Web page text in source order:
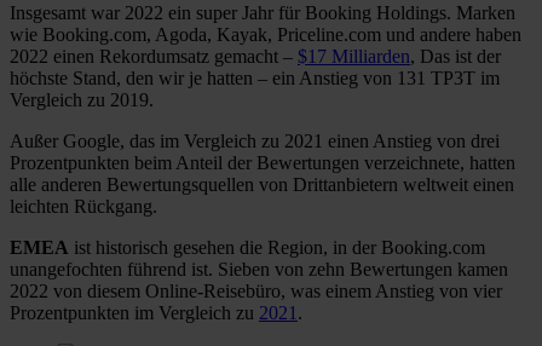
Insgesamt war 2022 ein super Jahr für Booking Holdings. Marken
wie Booking.com, Agoda, Kayak, Priceline.com und andere haben
2022 einen Rekordumsatz gemacht – $17 Milliarden, Das ist der
höchste Stand, den wir je hatten – ein Anstieg von 131 TP3T im
Vergleich zu 2019.
Außer Google, das im Vergleich zu 2021 einen Anstieg von drei
Prozentpunkten beim Anteil der Bewertungen verzeichnete, hatten
alle anderen Bewertungsquellen von Drittanbietern weltweit einen
leichten Rückgang.
EMEA ist historisch gesehen die Region, in der Booking.com
unangefochten führend ist. Sieben von zehn Bewertungen kamen
2022 von diesem Online-Reisebüro, was einem Anstieg von vier
Prozentpunkten im Vergleich zu 2021 .